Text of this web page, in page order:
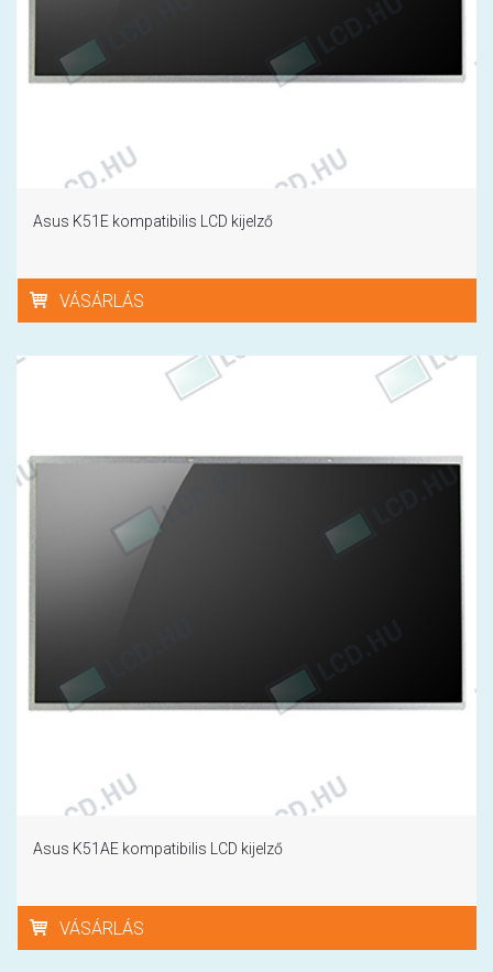
Asus K51E kompatibilis LCD kijelző
VÁSÁRLÁS
Asus K51AE kompatibilis LCD kijelző
VÁSÁRLÁS